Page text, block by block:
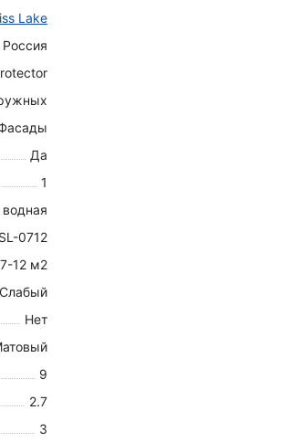
Lake
Россия
Да
1
0712
12 м2
Слабый
Нет
9
2.7
3